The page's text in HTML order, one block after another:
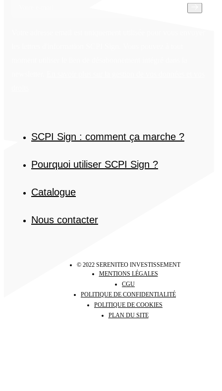
SCPI Sign : comment ça marche ?
Pourquoi utiliser SCPI Sign ?
Catalogue
Nous contacter
© 2022 SERENITEO INVESTISSEMENT
MENTIONS LÉGALES
CGU
POLITIQUE DE CONFIDENTIALITÉ
POLITIQUE DE COOKIES
PLAN DU SITE